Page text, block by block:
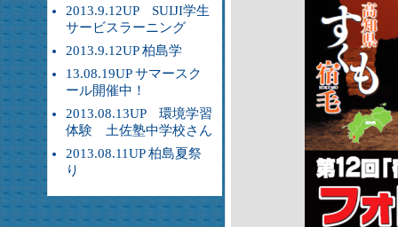
2013.9.12UP SUIJI学生
サービスラーニング
2013.9.12UP 柏島学
13.08.19UP サマースク
ール開催中！
2013.08.13UP 環境学習
体験 土佐塾中学校さん
2013.08.11UP 柏島夏祭
り